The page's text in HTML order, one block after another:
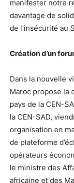
manifester notre
davantage de
de l’insécurité au
Création d’un
Dans la nouvelle
Maroc propose la
pays de la CEN-
la CEN-SAD,
organisation en
de plateforme
opérateurs
le ministre des
africaine et des